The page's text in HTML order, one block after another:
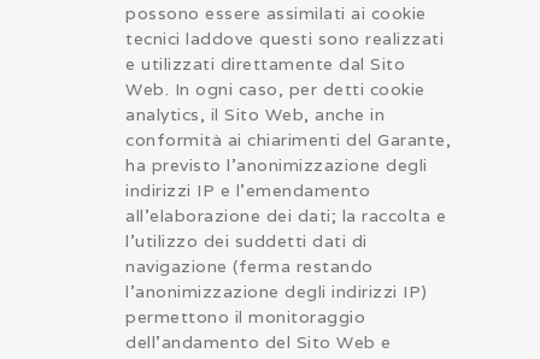
possono essere assimilati ai cookie
tecnici laddove questi sono realizzati
e utilizzati direttamente dal Sito
Web. In ogni caso, per detti cookie
analytics, il Sito Web, anche in
conformità ai chiarimenti del Garante,
ha previsto l’anonimizzazione degli
indirizzi IP e l’emendamento
all’elaborazione dei dati; la raccolta e
l’utilizzo dei suddetti dati di
navigazione (ferma restando
l’anonimizzazione degli indirizzi IP)
permettono il monitoraggio
dell’andamento del Sito Web e